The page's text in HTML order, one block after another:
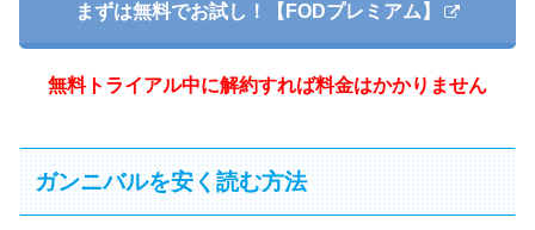
まずは無料でお試し！【FODプレミアム】
無料トライアル中に解約すれば料金はかかりません
ガンニバルを安く読む方法